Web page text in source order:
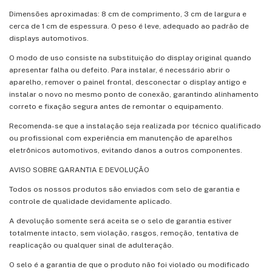
Dimensões aproximadas: 8 cm de comprimento, 3 cm de largura e
cerca de 1 cm de espessura. O peso é leve, adequado ao padrão de
displays automotivos.
O modo de uso consiste na substituição do display original quando
apresentar falha ou defeito. Para instalar, é necessário abrir o
aparelho, remover o painel frontal, desconectar o display antigo e
instalar o novo no mesmo ponto de conexão, garantindo alinhamento
correto e fixação segura antes de remontar o equipamento.
Recomenda-se que a instalação seja realizada por técnico qualificado
ou profissional com experiência em manutenção de aparelhos
eletrônicos automotivos, evitando danos a outros componentes.
AVISO SOBRE GARANTIA E DEVOLUÇÃO
Todos os nossos produtos são enviados com selo de garantia e
controle de qualidade devidamente aplicado.
A devolução somente será aceita se o selo de garantia estiver
totalmente intacto, sem violação, rasgos, remoção, tentativa de
reaplicação ou qualquer sinal de adulteração.
O selo é a garantia de que o produto não foi violado ou modificado